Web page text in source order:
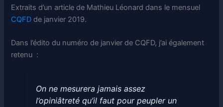
Extraits d’un article de Mathieu Léonard dans le mensuel
CQFD de janvier 2019.
Dans l’édito du numéro de janvier de CQFD, j’ai également
retenu :
On ne mesurera jamais assez
l’opiniâtreté qu’il faut pour peupler un